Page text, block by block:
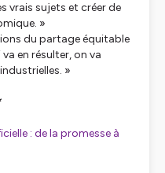
vrais sujets et créer de
»
du partage équitable
en résulter, on va
»
: de la promesse à